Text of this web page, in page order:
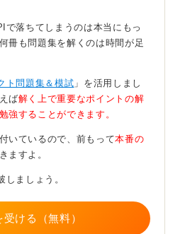
かりしておくべきです。企業や
数は異なります。
がわかります。併せて、制限時
することも重要です。
しょう。
で落ちてしまうのは本当にもっ
冊も問題集を解くのは時間が足
ト問題集＆模試 」を活用しまし
ば解く上で重要なポイントの解
強することができます。
いているので、前もって本番の
ますよ。
ましょう。
受ける（無料）